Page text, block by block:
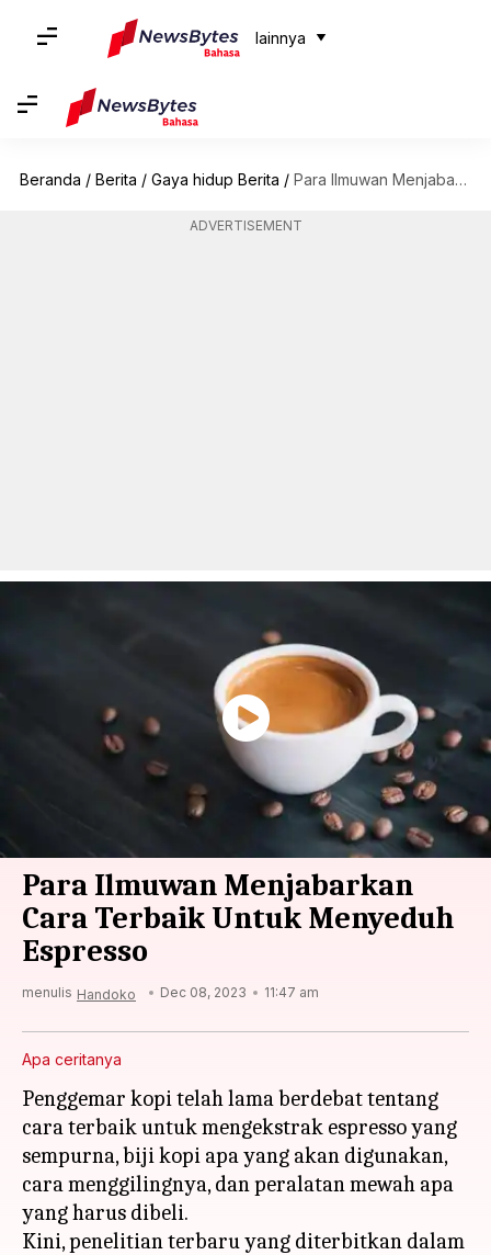
lainnya
Beranda / Berita / Gaya hidup Berita / Para Ilmuwan Menjabarkan Cara Terbaik Untuk Menyeduh Espresso
ADVERTISEMENT
Para Ilmuwan Menjabarkan
Cara Terbaik Untuk Menyeduh
Espresso
menulis Handoko Dec 08, 2023 11:47 am
Apa ceritanya
Penggemar kopi telah lama berdebat tentang
cara terbaik untuk mengekstrak espresso yang
sempurna, biji kopi apa yang akan digunakan,
cara menggilingnya, dan peralatan mewah apa
yang harus dibeli.
Kini, penelitian terbaru yang diterbitkan dalam